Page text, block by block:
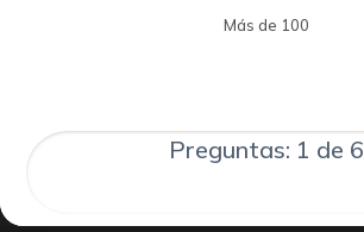
Más de 100
Preguntas: 1 de 6